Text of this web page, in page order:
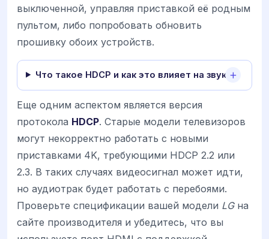
выключенной, управляя приставкой её родным
пультом, либо попробовать обновить
прошивку обоих устройств.
Что такое HDCP и как это влияет на звук?
Еще одним аспектом является версия
протокола HDCP. Старые модели телевизоров
могут некорректно работать с новыми
приставками 4K, требующими HDCP 2.2 или
2.3. В таких случаях видеосигнал может идти,
но аудиотрак будет работать с перебоями.
Проверьте спецификации вашей модели LGна
сайте производителя и убедитесь, что вы